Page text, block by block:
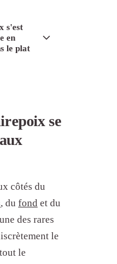
toucher la
la surface
n'était plus
est le
s'est
en
le plat
leur forme,
ou un
se
côtés du
, du fond et du
des rares
le
le